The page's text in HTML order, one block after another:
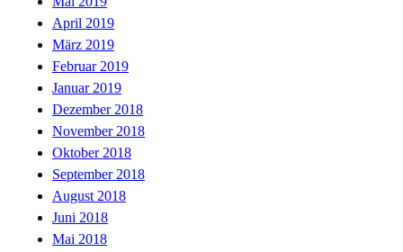
April 2019
März 2019
Februar 2019
Januar 2019
Dezember 2018
November 2018
Oktober 2018
September 2018
August 2018
Juni 2018
Mai 2018